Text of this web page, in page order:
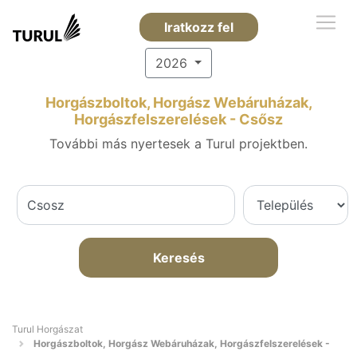
Iratkozz fel
2026
Horgászboltok, Horgász Webáruházak,
Horgászfelszerelések - Csősz
További más nyertesek a Turul projektben.
Keresés
Turul Horgászat
Horgászboltok, Horgász Webáruházak, Horgászfelszerelések -